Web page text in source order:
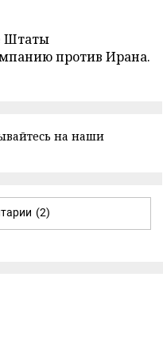
Штаты
против Ирана.
на наши
(2)